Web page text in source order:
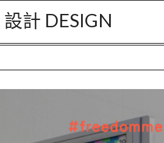
設計 DESIGN